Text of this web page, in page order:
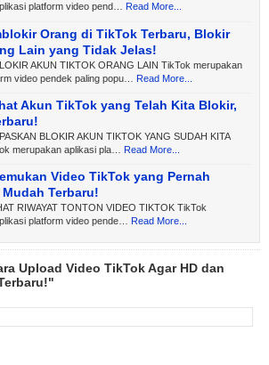
platform video pend… Read More...
Orang di TikTok Terbaru, Blokir
Lain yang Tidak Jelas!
AKUN TIKTOK ORANG LAIN TikTok merupakan
video pendek paling popu…
Read More...
Akun TikTok yang Telah Kita Blokir,
BLOKIR AKUN TIKTOK YANG SUDAH KITA
merupakan aplikasi pla…
Read More...
Video TikTok yang Pernah
Terbaru!
RIWAYAT TONTON VIDEO TIKTOK TikTok
platform video pende…
Read More...
Upload Video TikTok Agar HD dan